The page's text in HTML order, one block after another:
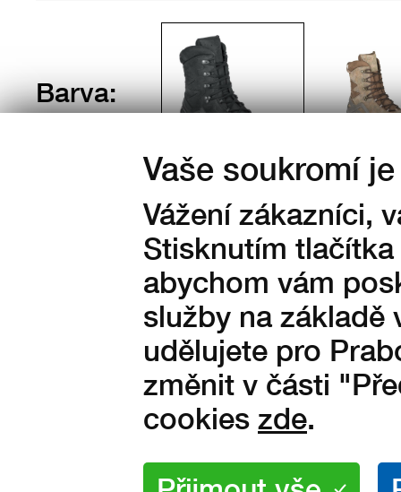
Vaše soukromí
Vážení zákazníci,
Stisknutím
abychom vám
služby na základě
udělujete pro
změnit v části
cookies zde.
Barva:
41 42 43 44 45
48
49
není skladem